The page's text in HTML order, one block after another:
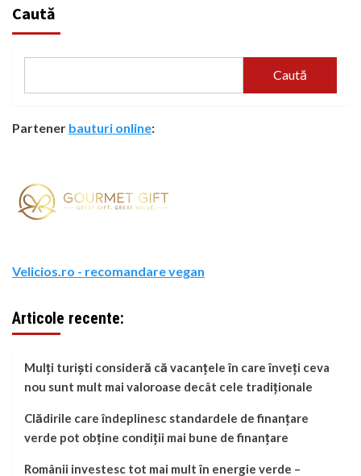
Caută
Caută
Partener bauturi online:
Velicios.ro - recomandare vegan
Articole recente:
Mulți turiști consideră că vacanțele în care înveți ceva
nou sunt mult mai valoroase decât cele tradiționale
Clădirile care îndeplinesc standardele de finanțare
verde pot obține condiții mai bune de finanțare
Românii investesc tot mai mult în energie verde –